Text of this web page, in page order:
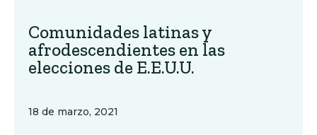
Comunidades latinas y
afrodescendientes en las
elecciones de E.E.U.U.
18 de marzo, 2021